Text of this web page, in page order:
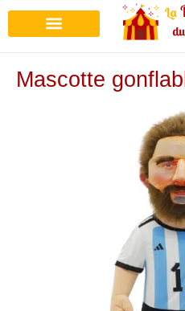
Mascotte